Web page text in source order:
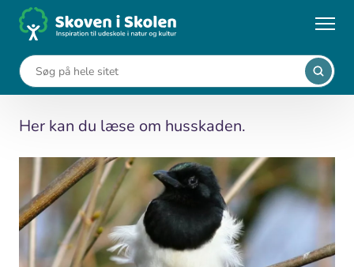
... Leksikon Husskade (Pica pica)
Husskade (Pica pica)
Her kan du læse om husskaden.